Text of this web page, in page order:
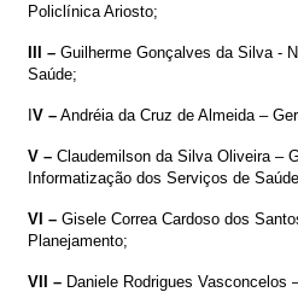
Policlínica Ariosto;
III – Guilherme Gonçalves da Silva -
Saúde;
V – Andréia da Cruz de Almeida –
V – Claudemilson da Silva Oliveira –
Informatização dos Serviços de Saúde
VI – Gisele Correa Cardoso dos
Planejamento;
VII – Daniele Rodrigues Vasconcelos